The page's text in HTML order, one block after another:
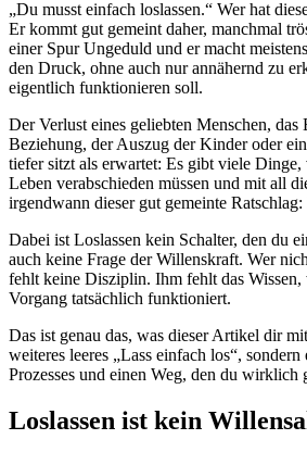
„Du musst einfach loslassen.“ Wer hat
Er kommt gut gemeint daher, manchmal
einer Spur Ungeduld und er macht
den Druck, ohne auch nur annähernd zu
eigentlich funktionieren soll.
Der Verlust eines geliebten Menschen, das
Beziehung, der Auszug der Kinder oder
tiefer sitzt als erwartet: Es gibt viele
Leben verabschieden müssen und mit all
irgendwann dieser gut gemeinte Ratschlag:
Dabei ist Loslassen kein Schalter, den du
auch keine Frage der Willenskraft. Wer
fehlt keine Disziplin. Ihm fehlt das Wissen,
Vorgang tatsächlich funktioniert.
Das ist genau das, was dieser Artikel dir
weiteres leeres „Lass einfach los“, sondern
Prozesses und einen Weg, den du wirklich
Loslassen ist kein